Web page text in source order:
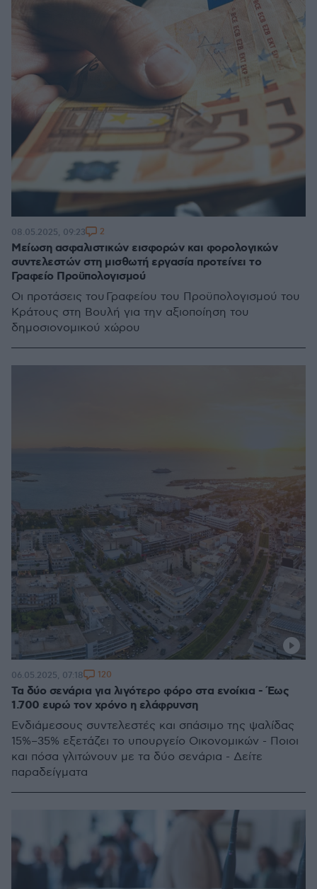
Μείωση ασφαλιστικών εισφορών και φορολογικών
συντελεστών στη μισθωτή εργασία προτείνει το
Γραφείο Προϋπολογισμού
Οι προτάσεις του Γραφείου του Προϋπολογισμού του
Κράτους στη Βουλή για την αξιοποίηση του
δημοσιονομικού χώρου
08.05.2025, 09:23 2
Τα δύο σενάρια για λιγότερο φόρο στα ενοίκια - Έως
1.700 ευρώ τον χρόνο η ελάφρυνση
Ενδιάμεσους συντελεστές και σπάσιμο της ψαλίδας
15%–35% εξετάζει το υπουργείο Οικονομικών - Ποιοι
και πόσα γλιτώνουν με τα δύο σενάρια - Δείτε
παραδείγματα
06.05.2025, 07:18 120